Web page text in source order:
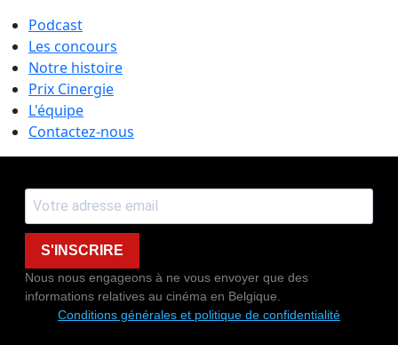
Podcast
Les concours
Notre histoire
Prix Cinergie
L'équipe
Contactez-nous
S'INSCRIRE
Nous nous engageons à ne vous envoyer que des
informations relatives au cinéma en Belgique.
Conditions générales et politique de confidentialité